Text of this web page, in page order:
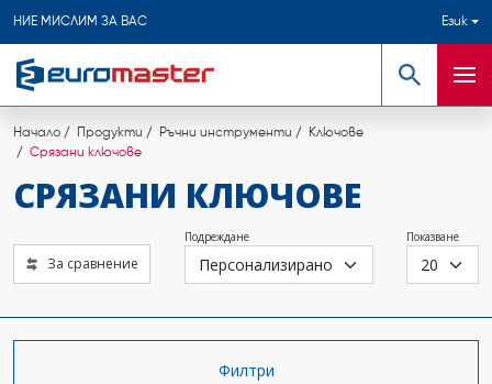
НИЕ МИСЛИМ ЗА ВАС Език
Търсене
Начало Продукти Ръчни инструменти
Ключове
Срязани ключове
СРЯЗАНИ КЛЮЧОВЕ
За сравнение
Подреждане Показване
Филтри